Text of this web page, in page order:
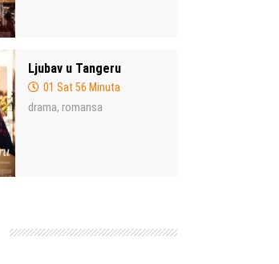
Ljubav u Tangeru
01 Sat 56 Minuta
drama, romansa